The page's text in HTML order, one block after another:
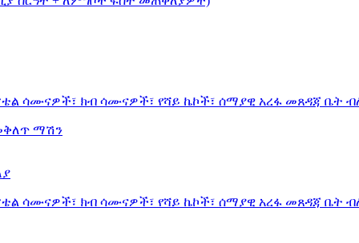
ሳሙናዎች፣ ክብ ሳሙናዎች፣ የሻይ ኬኮች፣ ሰማያዊ አረፋ መጸዳጃ ቤት
ማሽን
ሳሙናዎች፣ ክብ ሳሙናዎች፣ የሻይ ኬኮች፣ ሰማያዊ አረፋ መጸዳጃ ቤት